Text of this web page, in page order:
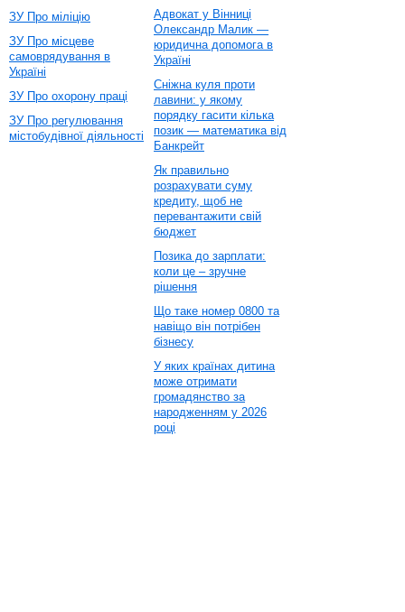
ЗУ Про міліцію
ЗУ Про місцеве
самоврядування в
Україні
ЗУ Про охорону праці
ЗУ Про регулювання
містобудівної діяльності
Адвокат у Вінниці
Олександр Малик —
юридична допомога в
Україні
Сніжна куля проти
лавини: у якому
порядку гасити кілька
позик — математика від
Банкрейт
Як правильно
розрахувати суму
кредиту, щоб не
перевантажити свій
бюджет
Позика до зарплати:
коли це – зручне
рішення
Що таке номер 0800 та
навіщо він потрібен
бізнесу
У яких країнах дитина
може отримати
громадянство за
народженням у 2026
році